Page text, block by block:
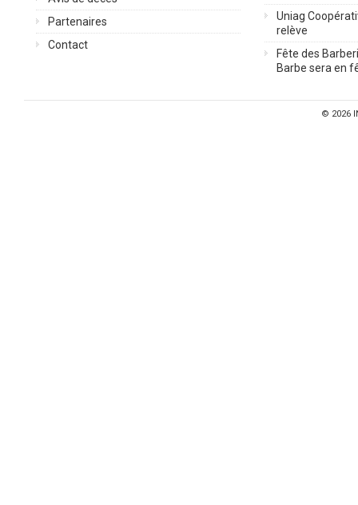
Partenaires
Contact
Uniag
relève
Fête des
Barbe sera en
© 2026